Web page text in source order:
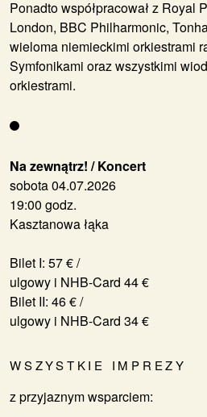
Na zewnątrz! / Koncert
sobota 04.07.2026
19:00 godz.
Kasztanowa łąka
Bilet I: 57 € /
ulgowy i NHB-Card 44 €
Bilet II: 46 € /
ulgowy i NHB-Card 34 €
WSZYSTKIE IMPREZY
z przyjaznym wsparciem:
Ponadto współpracował z Royal
London, BBC Philharmonic,
wieloma niemieckimi orkiestrami
Symfonikami oraz wszystkimi
orkiestrami.